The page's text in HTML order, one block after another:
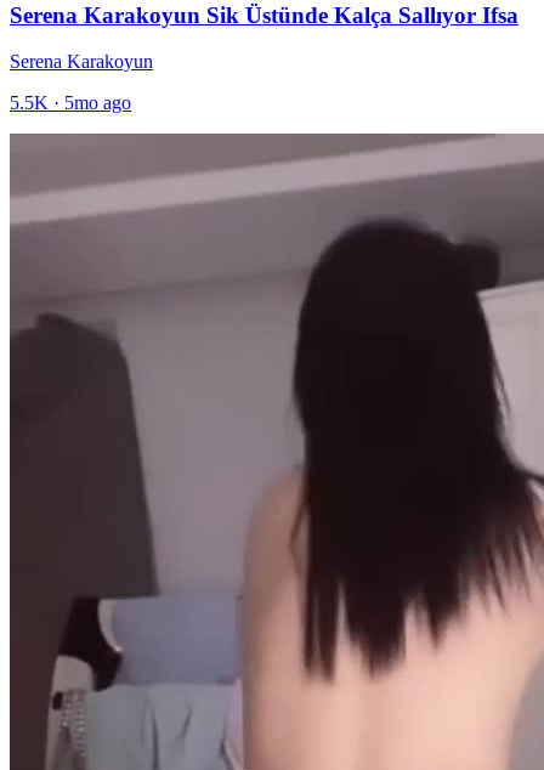
Serena Karakoyun Sik Üstünde Kalça Sallıyor Ifsa
Serena Karakoyun
5.5K · 5mo ago